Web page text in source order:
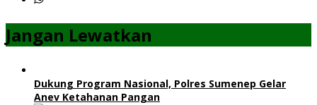
Jangan Lewatkan
Dukung Program Nasional, Polres Sumenep Gelar
Anev Ketahanan Pangan